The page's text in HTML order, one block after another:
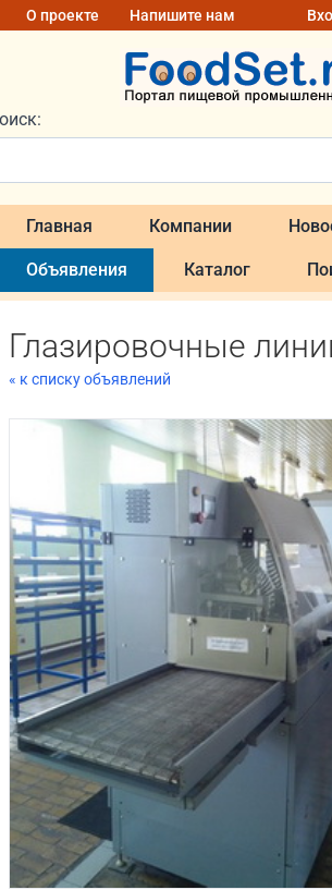
О проекте Напишите нам
Главная Компании
Объявления Каталог
Глазировочные
« к списку объявлений